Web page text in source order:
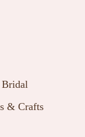
Bridal
& Crafts